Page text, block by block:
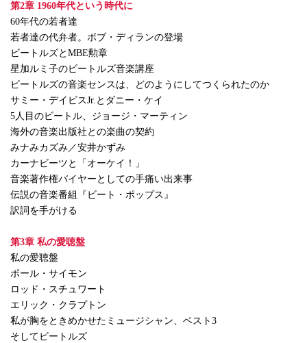
第2章 1960年代という時代に
60年代の若者達
若者達の代弁者。ボブ・ディランの登場
ビートルズとMBE勲章
星加ルミ子のビートルズ音楽講座
ビートルズの音楽センスは、どのようにしてつくられたのか
サミー・デイビスJr.とダニー・ケイ
5人目のビートル、ジョージ・マーティン
海外の音楽出版社との楽曲の契約
みナみカズみ／安井かずみ
カーナビーツと「オーケイ！」
音楽著作権バイヤーとしての手痛い出来事
伝説の音楽番組『ビート・ポップス』
訳詞を手がける
第3章 私の愛聴盤
私の愛聴盤
ポール・サイモン
ロッド・スチュワート
エリック・クラプトン
私が胸をときめかせたミュージシャン、ベスト3
そしてビートルズ